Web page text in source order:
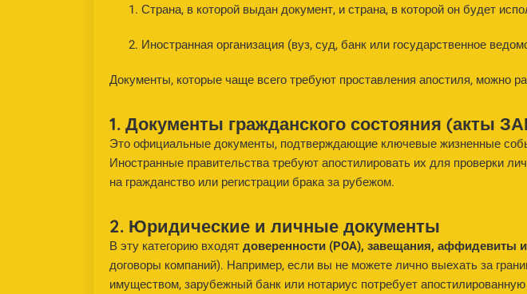
Страна, в которой выдан документ, и страна, в которой он будет
Иностранная организация (вуз, суд, банк или государственное
Документы, которые чаще всего требуют проставления апостиля, можно
1. Документы гражданского состояния (акты
Это официальные документы, подтверждающие ключевые жизненные
Иностранные правительства требуют апостилировать их для проверки
на гражданство или регистрации брака за рубежом.
2. Юридические и личные документы
В эту категорию входятдоверенности (POA), завещания, аффидевиты
договоры компаний). Например, если вы не можете лично выехать за
имуществом, зарубежный банк или нотариус потребует